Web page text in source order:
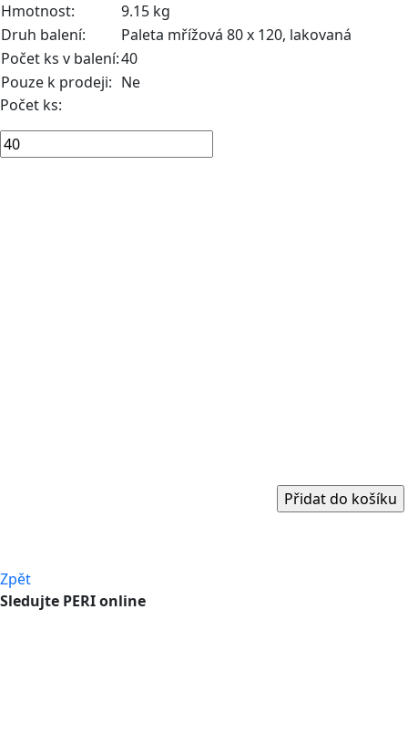
Hmotnost:
9.15 kg
Druh balení:
Paleta mřížová 80 x 120, lakovaná
Počet ks v balení:40
Pouze k prodeji: Ne
Počet ks:
Zpět
Sledujte PERI online